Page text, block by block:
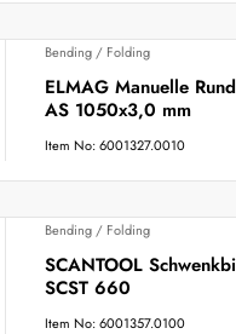
Bending / Folding
ELMAG Manuelle
AS 1050x3,0 mm
Item No: 6001327.0010
Bending / Folding
SCANTOOL
SCST 660
Item No: 6001357.0100